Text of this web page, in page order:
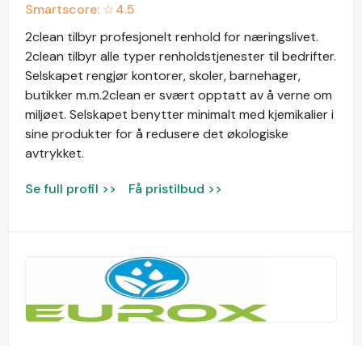
Smartscore: ☆4.5
2clean tilbyr profesjonelt renhold for næringslivet.
2clean tilbyr alle typer renholdstjenester til bedrifter.
Selskapet rengjør kontorer, skoler, barnehager,
butikker m.m.2clean er svært opptatt av å verne om
miljøet. Selskapet benytter minimalt med kjemikalier i
sine produkter for å redusere det økologiske
avtrykket.
Se full profil >> Få pristilbud >>